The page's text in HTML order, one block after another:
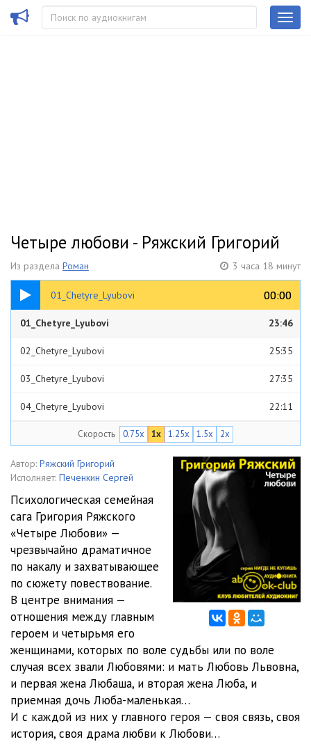
Четыре любови - Ряжский Григорий
Из раздела Роман 3 часа 18 минут
01_Chetyre_Lyubovi 00:00
00:00
23:46
01_Chetyre_Lyubovi 23:46
02_Chetyre_Lyubovi 25:35
03_Chetyre_Lyubovi 27:35
04_Chetyre_Lyubovi 22:11
05_Chetyre_Lyubovi
06_Chetyre_Lyubovi 26:34
25:46
08_Chetyre_Lyubovi
Скорость 0.75x 1x 1.25x 1.5x 2x
Автор: Ряжский Григорий
Исполняет: Печенкин Сергей
Психологическая семейная
сага Григория Ряжского
«Четыре Любови» —
чрезвычайно драматичное
по накалу и захватывающее
по сюжету повествование.
В центре внимания —
отношения между главным
героем и четырьмя его
женщинами, которых по воле судьбы или по воле
случая всех звали Любовями: и мать Любовь Львовна,
и первая жена Любаша, и вторая жена Люба, и
приемная дочь Люба-маленькая…
И с каждой из них у главного героя — своя связь, своя
история, своя драма любви к Любови…